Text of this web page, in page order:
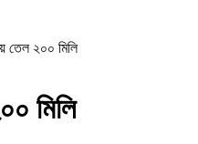
তেল ২০০ মিলি
মিলি